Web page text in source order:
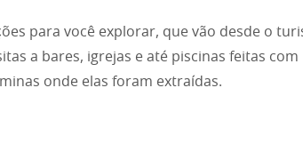
para você explorar, que vão desde o
a bares, igrejas e até piscinas feitas com
onde elas foram extraídas.